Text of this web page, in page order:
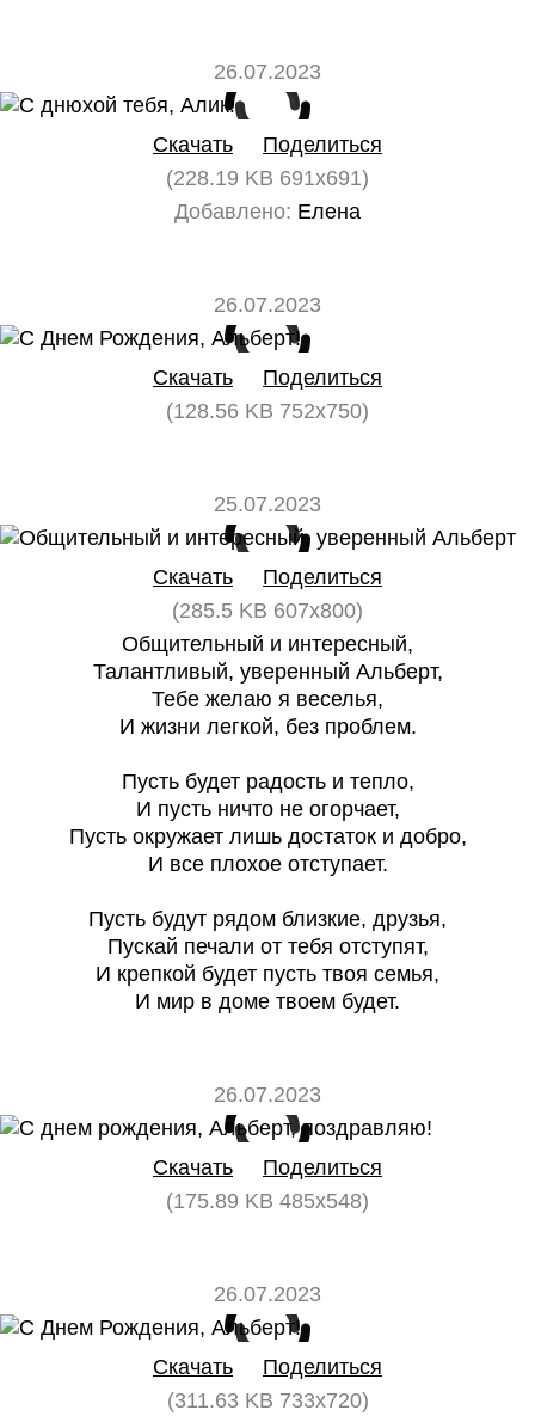
26.07.2023
0
Скачать
Поделиться
(228.19 KB 691x691)
Добавлено: Елена
26.07.2023
0
Скачать
Поделиться
(128.56 KB 752x750)
25.07.2023
0 0
Скачать
Поделиться
(285.5 KB 607x800)
Общительный и интересный,
Талантливый, уверенный Альберт,
Тебе желаю я веселья,
И жизни легкой, без проблем.
Пусть будет радость и тепло,
И пусть ничто не огорчает,
Пусть окружает лишь достаток и добро,
И все плохое отступает.
Пусть будут рядом близкие, друзья,
Пускай печали от тебя отступят,
И крепкой будет пусть твоя семья,
И мир в доме твоем будет.
26.07.2023
0 0
Скачать
Поделиться
(175.89 KB 485x548)
26.07.2023
0
Скачать
Поделиться
(311.63 KB 733x720)